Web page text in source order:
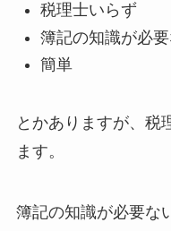
税理士いらず
簿記の知識が必
簡単
とかありますが、税
ます。
簿記の知識が必要な